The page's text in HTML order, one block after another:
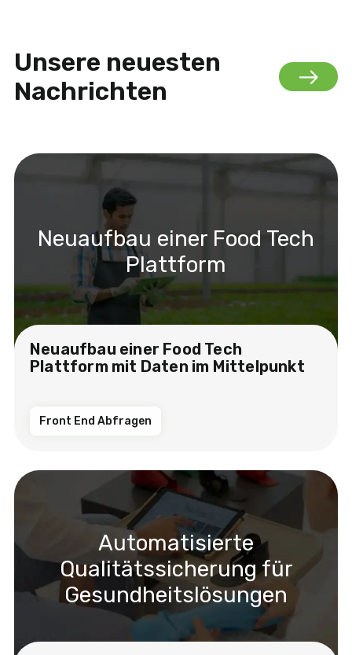
Unsere neuesten
Nachrichten
Neuaufbau einer Food Tech
Plattform
Neuaufbau einer Food Tech
Plattform mit Daten im Mittelpunkt
Front End Abfragen
Automatisierte
Qualitätssicherung für
Gesundheitslösungen